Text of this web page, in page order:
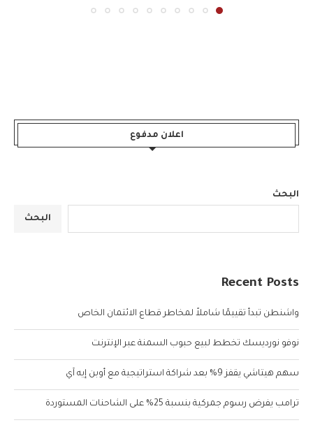
اعلان مدفوع
البحث
البحث
Recent Posts
واشنطن تبدأ تقييمًا شاملاً لمخاطر قطاع الائتمان الخاص
نوفو نورديسك تخطط لبيع حبوب السمنة عبر الإنترنت
سهم هيتاشي يقفز 9% بعد شراكة استراتيجية مع أوبن إيه آي
ترامب يفرض رسوم جمركية بنسبة 25% على الشاحنات المستوردة